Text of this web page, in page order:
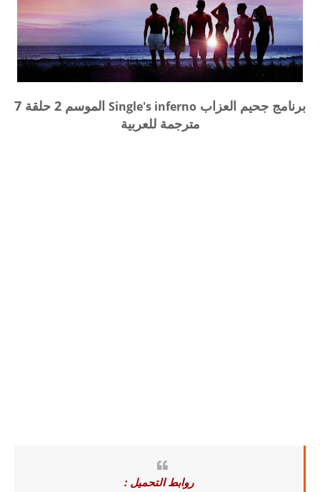
برنامج جحيم العزاب Single's inferno
الموسم 2 حلقة 7
مترجمة للعربية
روابط التحميل :